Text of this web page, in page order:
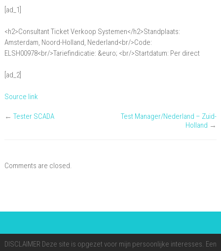
Consultant
Ticket
Verkoop
[ad_1]
<h2>Consultant Ticket Verkoop Systemen</h2>Standplaats:
Amsterdam, Noord-Holland, Nederland<br/>Code:
ELSH00978<br/>Tariefindicatie: &euro; <br/>Startdatum: Per direct
[ad_2]
Source link
← Tester SCADA
Test Manager/Nederland – Zuid-
Holland →
Comments are closed.
DISCLAIMER Deze site is opgezet voor mijn persoonlijke interesses. Een